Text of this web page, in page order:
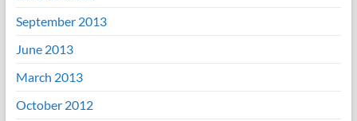
September 2013
June 2013
March 2013
October 2012